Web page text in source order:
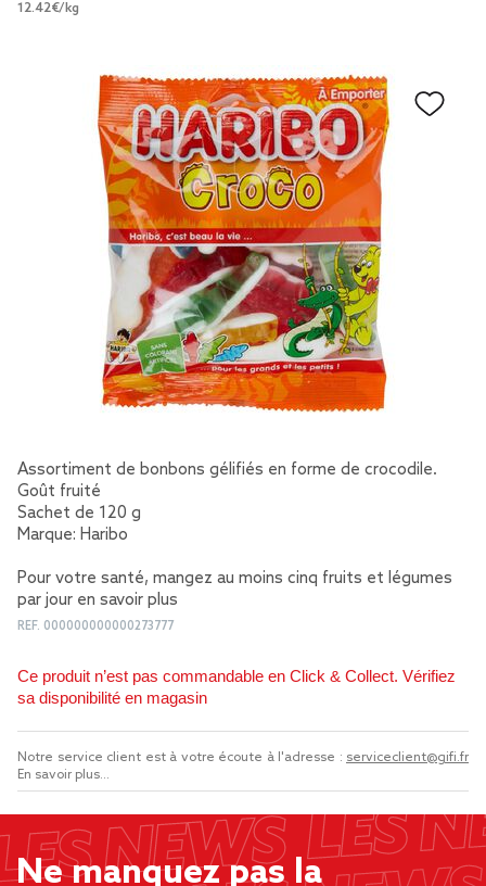
12.42€/kg
Assortiment de bonbons gélifiés en forme de crocodile.
Goût fruité
Sachet de 120 g
Marque: Haribo
Pour votre santé, mangez au moins cinq fruits et légumes
par jour en savoir plus
REF. 000000000000273777
Ce produit n’est pas commandable en Click & Collect. Vérifiez
sa disponibilité en magasin
Notre service client est à votre écoute à l'adresse : serviceclient@gifi.fr
En savoir plus...
Ne manquez pas la